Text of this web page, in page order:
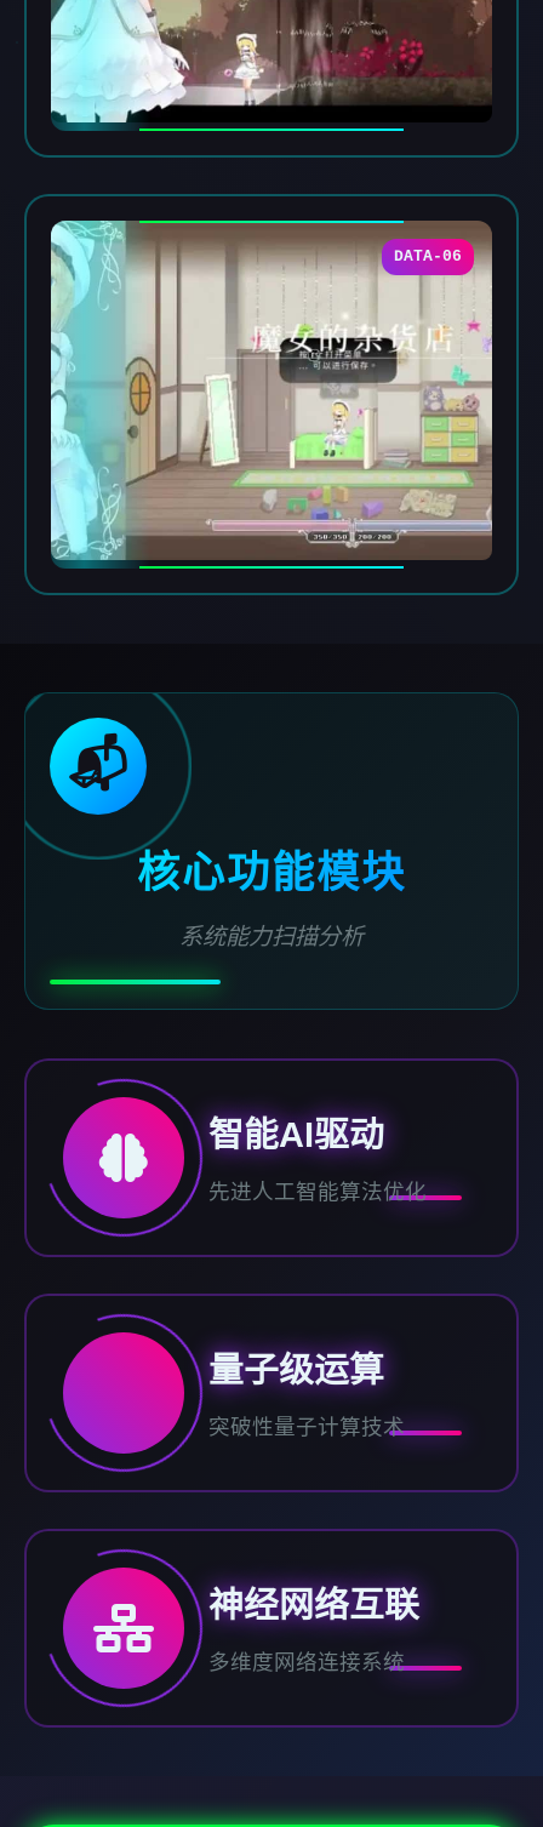
DATA-06
📬
核心功能模块
系统能力扫描分析
智能AI驱动
先进人工智能算法优化
量子级运算
突破性量子计算技术
神经网络互联
多维度网络连接系统